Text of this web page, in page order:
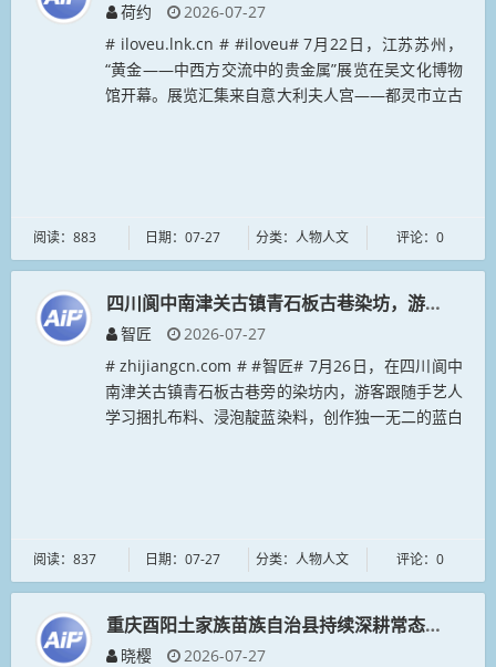
荷约
2026-07-27
# iloveu.lnk.cn # #iloveu# 7月22日，江苏苏州，
“黄金——中西方交流中的贵金属”展览在吴文化博物
馆开幕。展览汇集来自意大利夫人宫——都灵市立古
阅读：883 日期：07-27 分类：人物人文 评论：0
四川阆中南津关古镇青石板古巷染坊，游客体验
智匠
2026-07-27
# zhijiangcn.com # #智匠# 7月26日，在四川阆中
南津关古镇青石板古巷旁的染坊内，游客跟随手艺人
学习捆扎布料、浸泡靛蓝染料，创作独一无二的蓝白
阅读：837 日期：07-27 分类：人物人文 评论：0
重庆酉阳土家族苗族自治县持续深耕常态化夜游
晓樱
2026-07-27